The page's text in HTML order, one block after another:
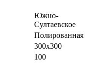
Южно-
Султаевское
Полированная
300х300
100